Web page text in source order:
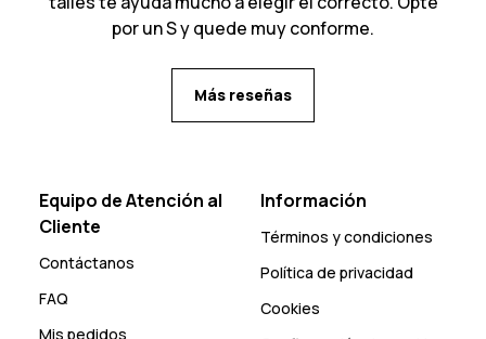
por un S y quede muy conforme.
Más reseñas
Equipo de Atención al
Cliente
Contáctanos
FAQ
Mis pedidos
Información
Términos y condiciones
Política de privacidad
Cookies